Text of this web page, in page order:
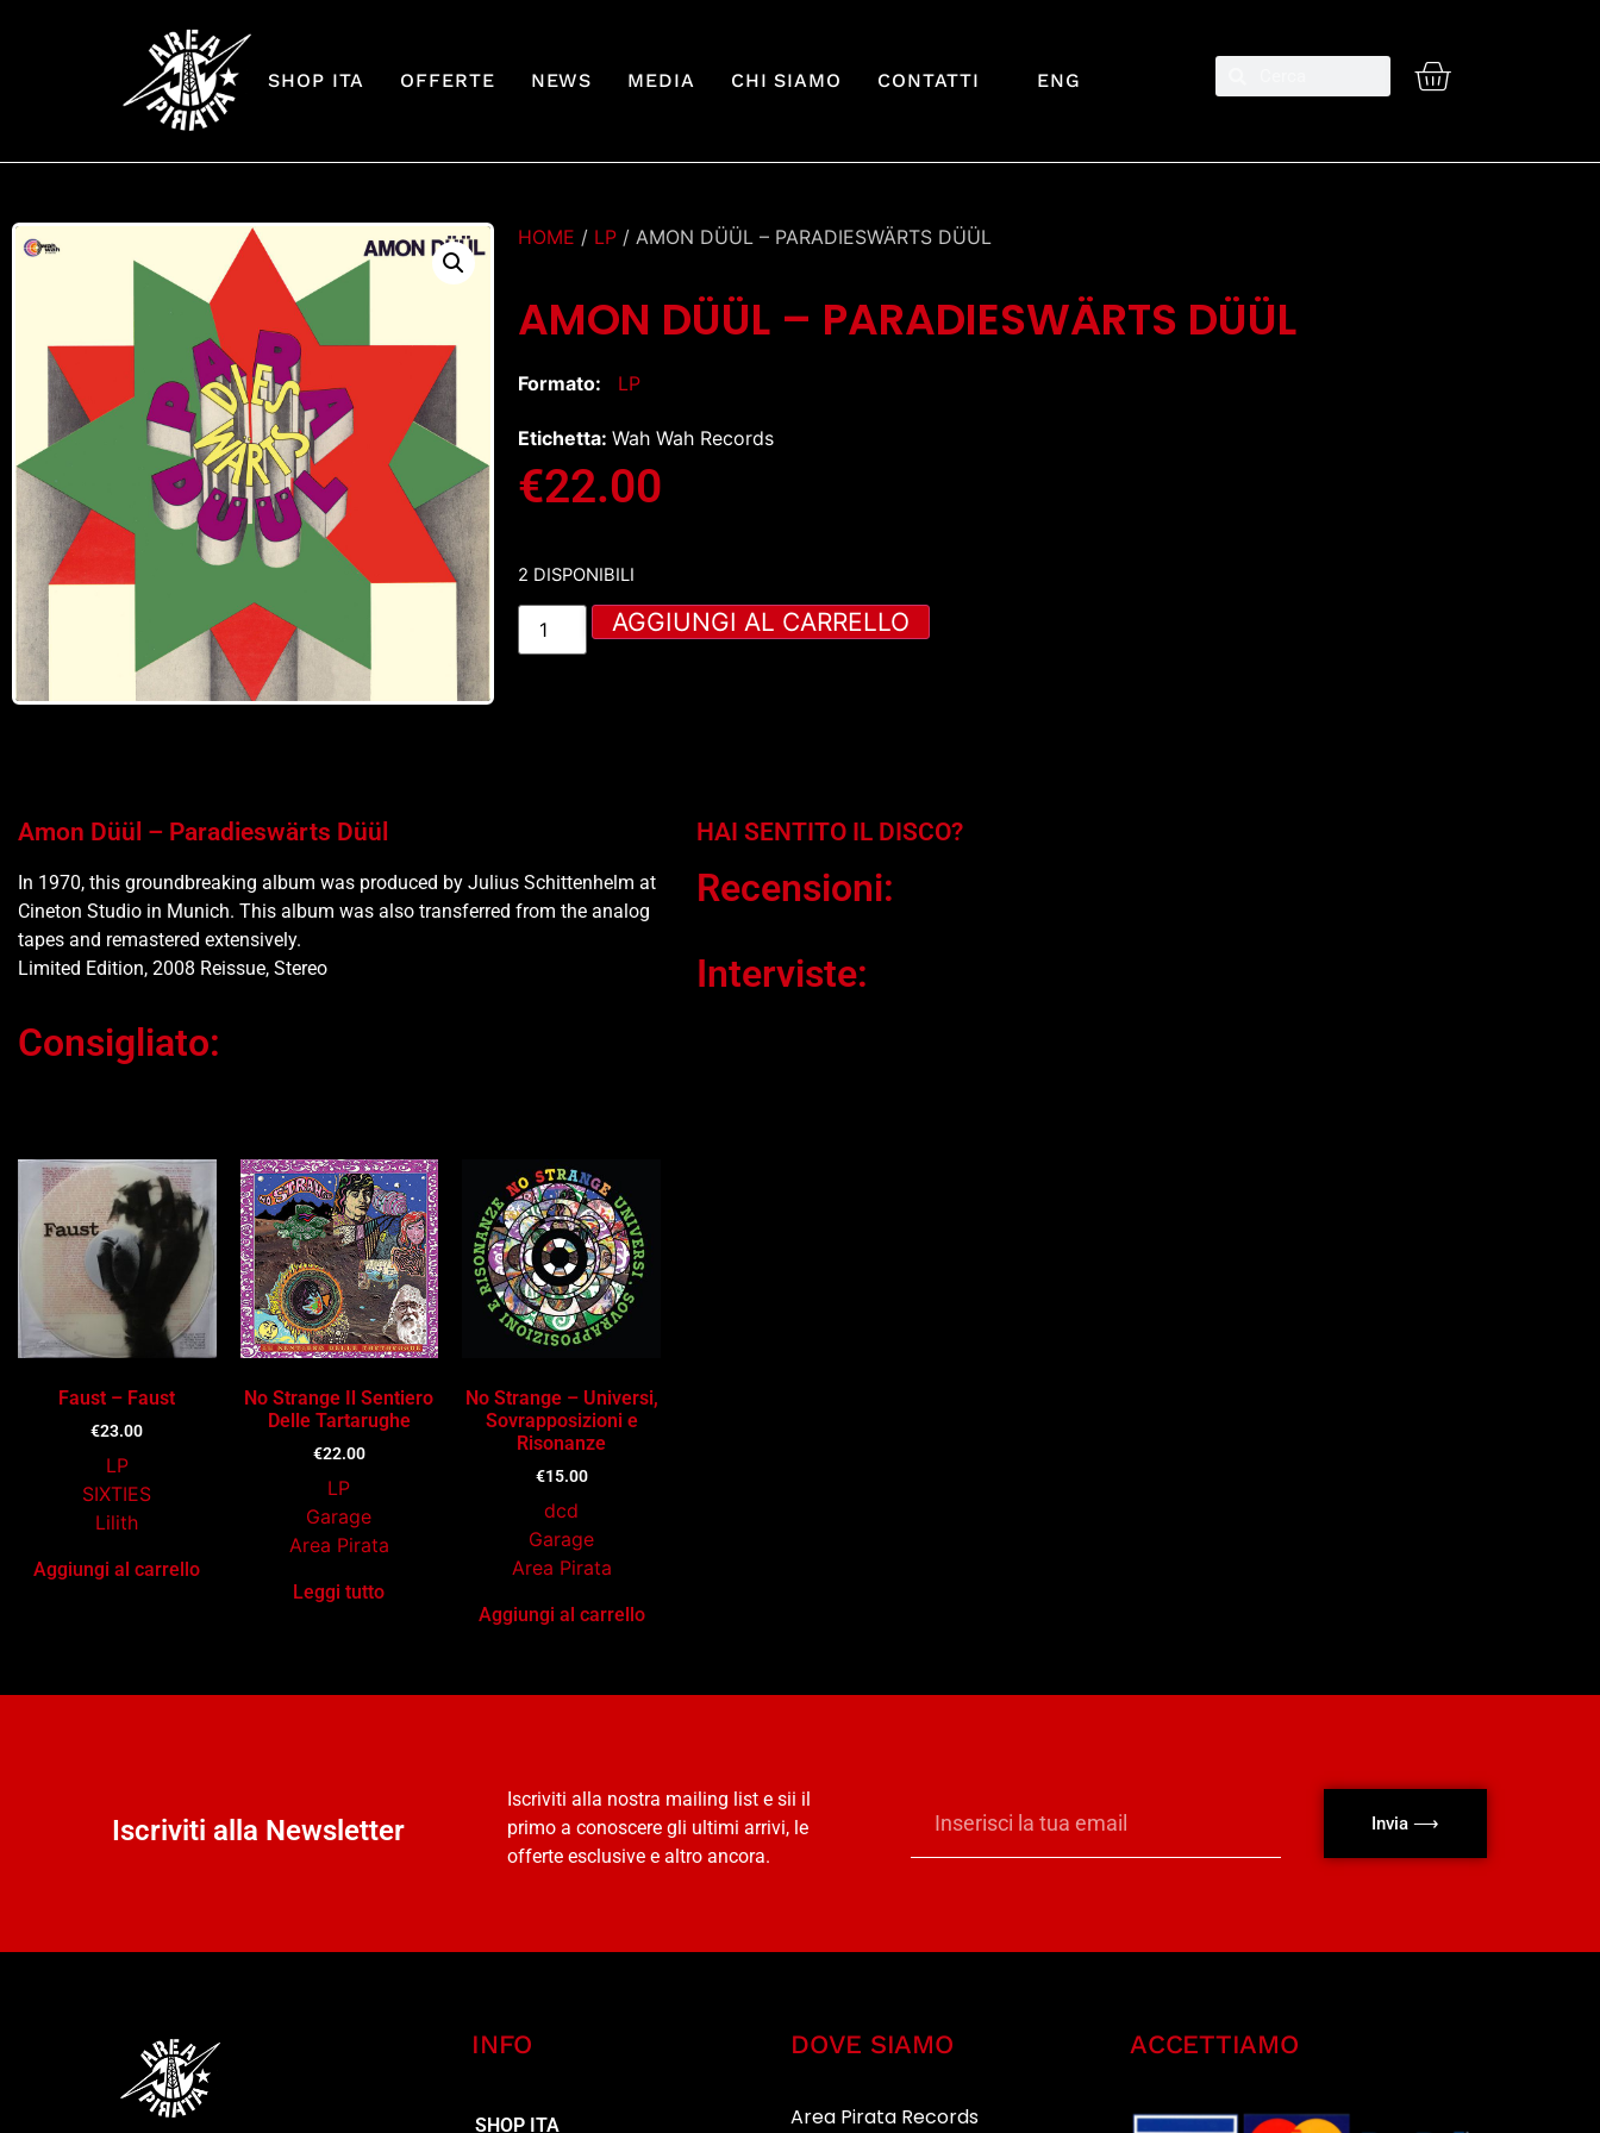
SHOP ITA OFFERTE NEWS MEDIA CHI SIAMO CONTATTI ENG
HOME / LP / AMON DÜÜL – PARADIESWÄRTS DÜÜL
AMON DÜÜL – PARADIESWÄRTS DÜÜL
Formato: LP
Etichetta:Wah Wah Records
€22.00
2 DISPONIBILI
AGGIUNGI AL CARRELLO
Amon Düül – Paradieswärts Düül
In 1970, this groundbreaking album was produced by Julius Schittenhelm at
Cineton Studio in Munich. This album was also transferred from the analog
tapes and remastered extensively.
Limited Edition, 2008 Reissue, Stereo
Consigliato:
Faust – Faust
€23.00
LP
SIXTIES
Lilith
Aggiungi al carrello
No Strange Il Sentiero
Delle Tartarughe
€22.00
LP
Garage
Area Pirata
Leggi tutto
No Strange – Universi,
Sovrapposizioni e
Risonanze
€15.00
dcd
Garage
Area Pirata
Aggiungi al carrello
HAI SENTITO IL DISCO?
Recensioni:
Interviste:
Iscriviti alla Newsletter
Iscriviti alla nostra mailing list e sii il
primo a conoscere gli ultimi arrivi, le
offerte esclusive e altro ancora.
Invia ⟶
INFO
SHOP ITA
DOVE SIAMO
Area Pirata Records
ACCETTIAMO